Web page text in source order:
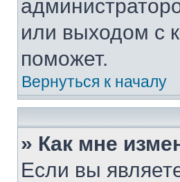
или выходом с
поможет.
Вернуться к началу
» Как мне
Если вы